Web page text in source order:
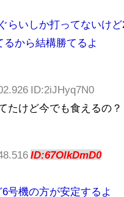
らいしか打ってないけ
から結構勝てるよ
ID:2iJHyq7N0
たけど今でも食えるの？
ID:67OlkDmD0
号機の方が安定するよ